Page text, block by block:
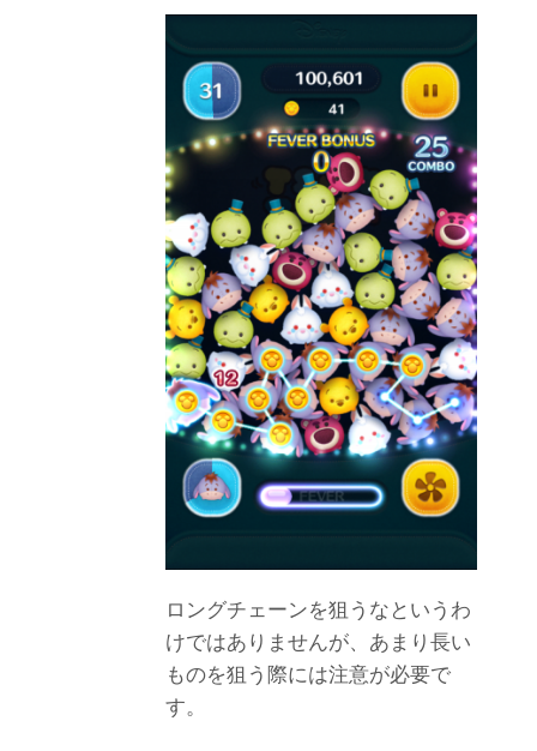
ロングチェーンを狙うなというわ
けではありませんが、あまり長い
ものを狙う際には注意が必要で
す。